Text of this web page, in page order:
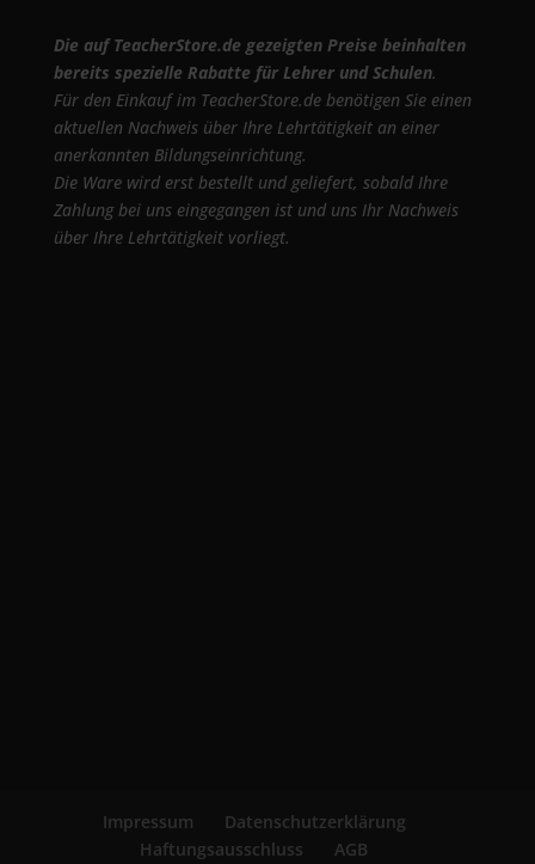
Die auf TeacherStore.de gezeigten Preise beinhalten
bereits spezielle Rabatte für Lehrer und Schulen.
Für den Einkauf im TeacherStore.de benötigen Sie einen
aktuellen Nachweis über Ihre Lehrtätigkeit an einer
anerkannten Bildungseinrichtung.
Die Ware wird erst bestellt und geliefert, sobald Ihre
Zahlung bei uns eingegangen ist und uns Ihr Nachweis
über Ihre Lehrtätigkeit vorliegt.
Impressum
Datenschutzerklärung
Haftungsausschluss
AGB